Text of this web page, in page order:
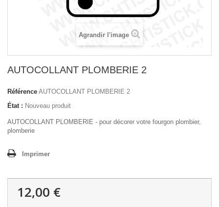
Agrandir l'image
AUTOCOLLANT PLOMBERIE 2
Référence AUTOCOLLANT PLOMBERIE 2
État : Nouveau produit
AUTOCOLLANT PLOMBERIE - pour décorer votre fourgon plombier,
plomberie
Imprimer
12,00 €